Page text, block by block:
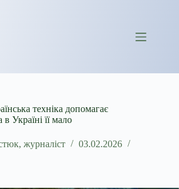
техніка допомагає
Україні її мало
журналіст
03.02.2026